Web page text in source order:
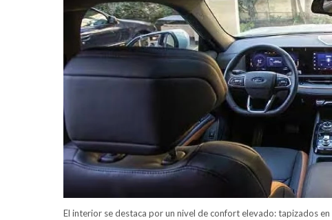
El interior se destaca por un nivel de confort elevado: tapizados